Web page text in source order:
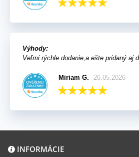
Výhody:
Veľmi rýchle dodanie,a ešte pridaný aj
Miriam G. 26.05.2026
INFORMÁCIE